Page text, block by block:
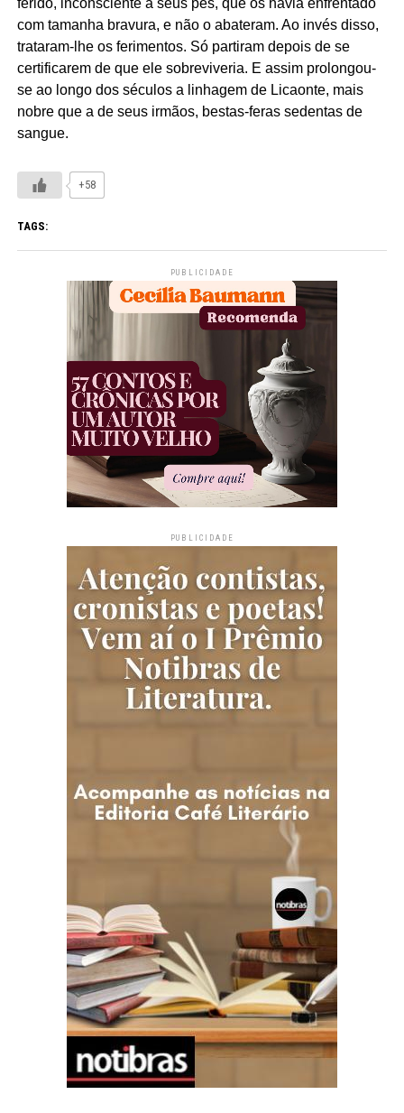
ferido, inconsciente a seus pés, que os havia enfrentado
com tamanha bravura, e não o abateram. Ao invés disso,
trataram-lhe os ferimentos. Só partiram depois de se
certificarem de que ele sobreviveria. E assim prolongou-
se ao longo dos séculos a linhagem de Licaonte, mais
nobre que a de seus irmãos, bestas-feras sedentas de
sangue.
+58
TAGS:
PUBLICIDADE
PUBLICIDADE